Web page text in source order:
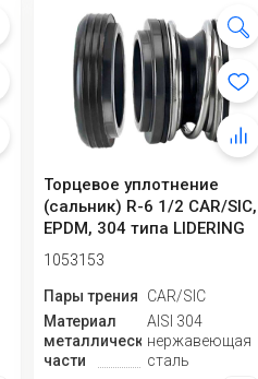
Торцевое уплотнение
(сальник) R-6 1/2 CAR/SIC,
EPDM, 304 типа LIDERING
LRB02,...
1053153
Пары трения
CAR/SIC
Материал
металлической
части
AISI 304
нержавеющая
сталь